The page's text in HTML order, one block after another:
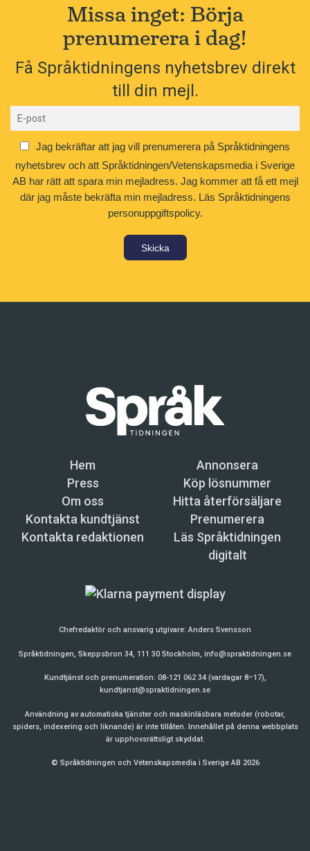
Missa inget: Börja
prenumerera i dag!
Få Språktidningens nyhetsbrev direkt
till din mejl.
Jag bekräftar att jag vill prenumerera på Språktidningens
nyhetsbrev och att Språktidningen/Vetenskapsmedia i Sverige
AB har rätt att spara min mejladress. Jag kommer att få ett mejl
där jag måste bekräfta min mejladress. Läs Språktidningens
personuppgiftspolicy.
Skicka
Hem
Annonsera
Press
Köp lösnummer
Om oss
Hitta återförsäljare
Kontakta kundtjänst
Prenumerera
Kontakta redaktionen
Läs Språktidningen
digitalt
Chefredaktör och ansvarig utgivare:Anders Svensson
Språktidningen, Skeppsbron 34, 111 30 Stockholm, info@spraktidningen.se
Kundtjänst och prenumeration: 08-121 062 34 (vardagar 8–17),
kundtjanst@spraktidningen.se
Användning av automatiska tjänster och maskinläsbara metoder (robotar,
spiders, indexering och liknande) är inte tillåten. Innehållet på denna webbplats
är upphovsrättsligt skyddat.
© Språktidningen och Vetenskapsmedia i Sverige AB 2026